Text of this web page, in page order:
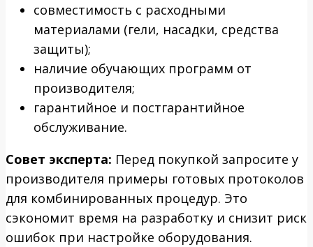
совместимость с расходными
материалами (гели, насадки, средства
защиты);
наличие обучающих программ от
производителя;
гарантийное и постгарантийное
обслуживание.
Совет эксперта: Перед покупкой запросите у
производителя примеры готовых протоколов
для комбинированных процедур. Это
сэкономит время на разработку и снизит риск
ошибок при настройке оборудования.